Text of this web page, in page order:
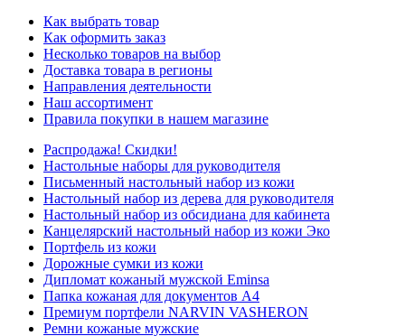
Как выбрать товар
Как оформить заказ
Несколько товаров на выбор
Доставка товара в регионы
Направления деятельности
Наш ассортимент
Правила покупки в нашем магазине
Распродажа! Скидки!
Настольные наборы для руководителя
Письменный настольный набор из кожи
Настольный набор из дерева для руководителя
Настольный набор из обсидиана для кабинета
Канцелярский настольный набор из кожи Эко
Портфель из кожи
Дорожные сумки из кожи
Дипломат кожаный мужской Eminsa
Папка кожаная для документов А4
Премиум портфели NARVIN VASHERON
Ремни кожаные мужские